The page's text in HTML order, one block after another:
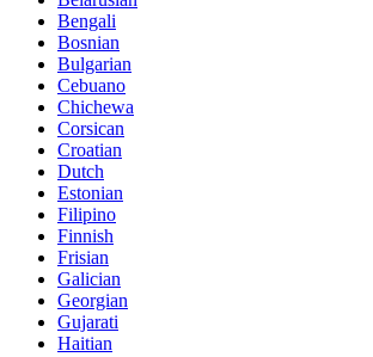
Bengali
Bosnian
Bulgarian
Cebuano
Chichewa
Corsican
Croatian
Dutch
Estonian
Filipino
Finnish
Frisian
Galician
Georgian
Gujarati
Haitian